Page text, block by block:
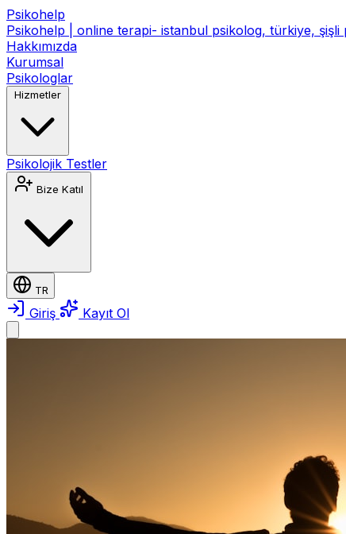
Psikohelp
Psikohelp | online terapi- istanbul psikolog, türkiye,
Hakkımızda
Kurumsal
Psikologlar
Hizmetler
Psikolojik Testler
Bize Katıl
TR
Giriş Kayıt Ol